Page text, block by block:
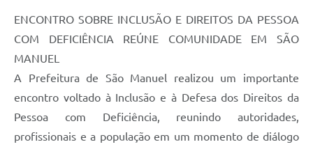
ENCONTRO SOBRE INCLUSÃO E DIREITOS DA PESSOA
COM DEFICIÊNCIA REÚNE COMUNIDADE EM SÃO
MANUEL
A Prefeitura de São Manuel realizou um importante
encontro voltado à Inclusão e à Defesa dos Direitos da
Pessoa com Deficiência, reunindo autoridades,
profissionais e a população em um momento de diálogo